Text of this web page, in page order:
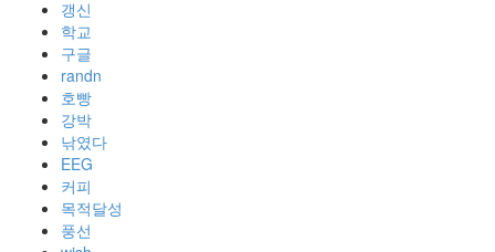
갱신
학교
구글
randn
호빵
강박
낚였다
EEG
커피
목적달성
풍선